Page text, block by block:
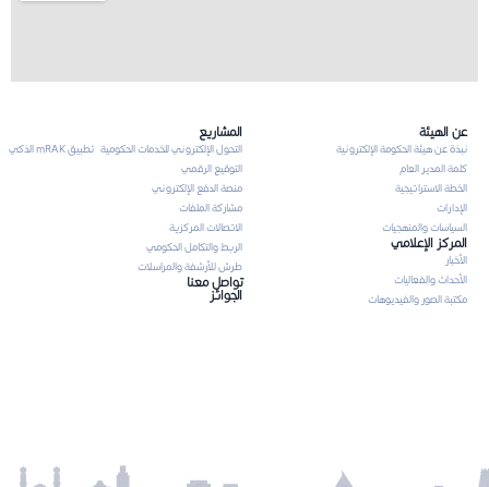
عن الهيئة
نبذة عن هيئة الحكومة الإلكترونية
كلمة المدير العام
الخطة الاستراتيجية
الإدارات
السياسات والمنهجيات
المركز الإعلامي
الأخبار
الأحداث والفعاليات
مكتبة الصور والفيديوهات
المشاريع
التحول الإلكتروني للخدمات الحكومية تطبيق mRAK الذكي
التوقيع الرقمي
منصة الدفع الإلكتروني
مشاركة الملفات
الاتصالات المركزية
الربط والتكامل الحكومي
طرش للأرشفة والمراسلات
تواصل معنا
الجوائز